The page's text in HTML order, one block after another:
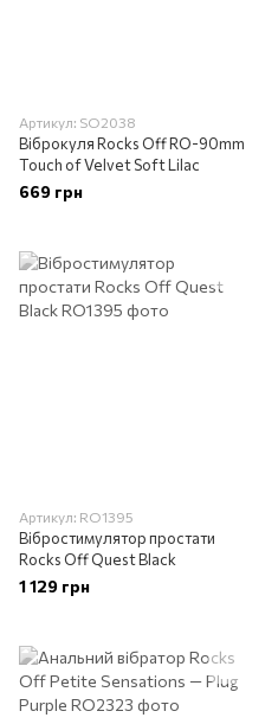
Артикул: SO2038
Віброкуля Rocks Off RO-90mm
Touch of Velvet Soft Lilac
669 грн
Артикул: RO1395
Вібростимулятор простати
Rocks Off Quest Black
1 129 грн